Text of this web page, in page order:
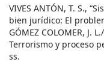
VIVES ANTÓN, T. S.,
bien jurídico: El
GÓMEZ COLOMER, J.
Terrorismo y proceso
ss.